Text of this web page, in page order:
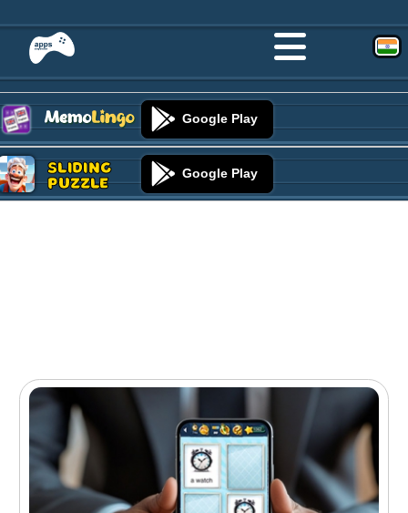
Google Play
Sliding
Puzzle Google Play